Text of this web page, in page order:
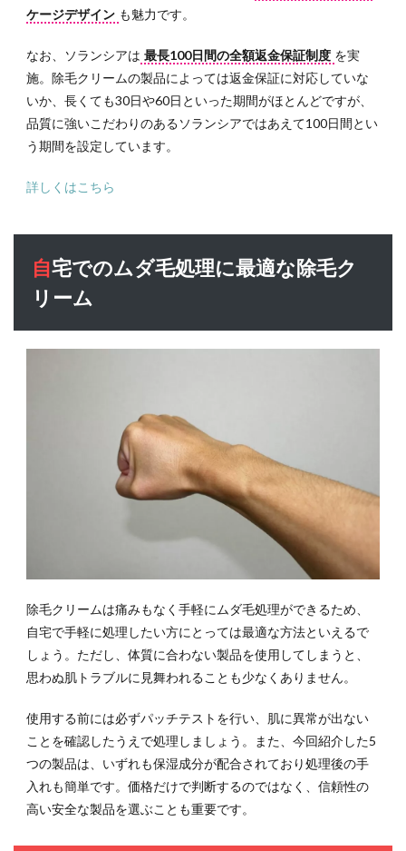
ケージデザイン も魅力です。
なお、ソランシアは 最長100日間の全額返金保証制度 を実
施。除毛クリームの製品によっては返金保証に対応していな
いか、長くても30日や60日といった期間がほとんどですが、
品質に強いこだわりのあるソランシアではあえて100日間とい
う期間を設定しています。
詳しくはこちら
自宅でのムダ毛処理に最適な除毛ク
リーム
除毛クリームは痛みもなく手軽にムダ毛処理ができるため、
自宅で手軽に処理したい方にとっては最適な方法といえるで
しょう。ただし、体質に合わない製品を使用してしまうと、
思わぬ肌トラブルに見舞われることも少なくありません。
使用する前には必ずパッチテストを行い、肌に異常が出ない
ことを確認したうえで処理しましょう。また、今回紹介した5
つの製品は、いずれも保湿成分が配合されており処理後の手
入れも簡単です。価格だけで判断するのではなく、信頼性の
高い安全な製品を選ぶことも重要です。